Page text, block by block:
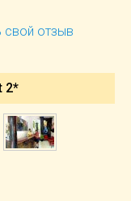
свой отзыв
2*